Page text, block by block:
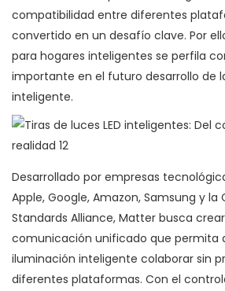
compatibilidad entre diferentes
convertido en un desafío clave. Por
para hogares inteligentes se perfila
importante en el futuro desarrollo de
inteligente.
Desarrollado por empresas
Apple, Google, Amazon, Samsung y
Standards Alliance, Matter busca
comunicación unificado que permita
iluminación inteligente colaborar sin
diferentes plataformas. Con el